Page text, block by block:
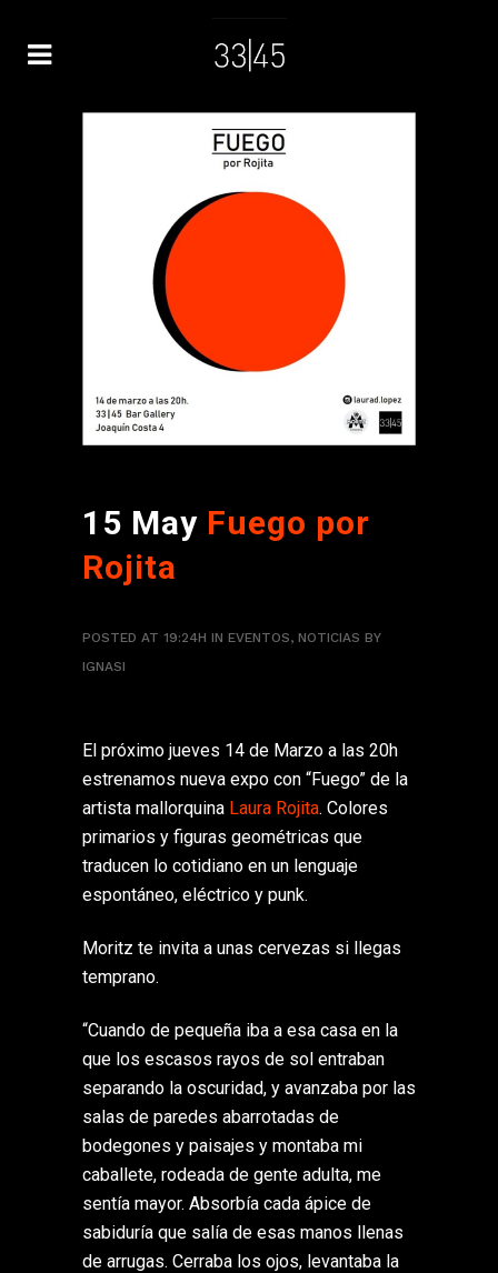
15 May Fuego por
Rojita
POSTED AT 19:24H IN EVENTOS, NOTICIAS BY
IGNASI
El próximo jueves 14 de Marzo a las 20h
estrenamos nueva expo con “Fuego” de la
artista mallorquina Laura Rojita. Colores
primarios y figuras geométricas que
traducen lo cotidiano en un lenguaje
espontáneo, eléctrico y punk.
Moritz te invita a unas cervezas si llegas
temprano.
“Cuando de pequeña iba a esa casa en la
que los escasos rayos de sol entraban
separando la oscuridad, y avanzaba por las
salas de paredes abarrotadas de
bodegones y paisajes y montaba mi
caballete, rodeada de gente adulta, me
sentía mayor. Absorbía cada ápice de
sabiduría que salía de esas manos llenas
de arrugas. Cerraba los ojos, levantaba la